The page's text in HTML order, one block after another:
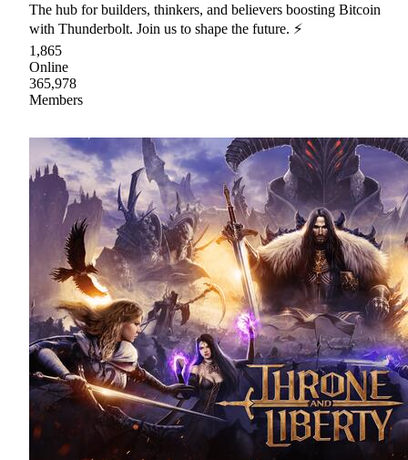
The hub for builders, thinkers, and believers boosting Bitcoin
with Thunderbolt. Join us to shape the future. ⚡
1,865
Online
365,978
Members